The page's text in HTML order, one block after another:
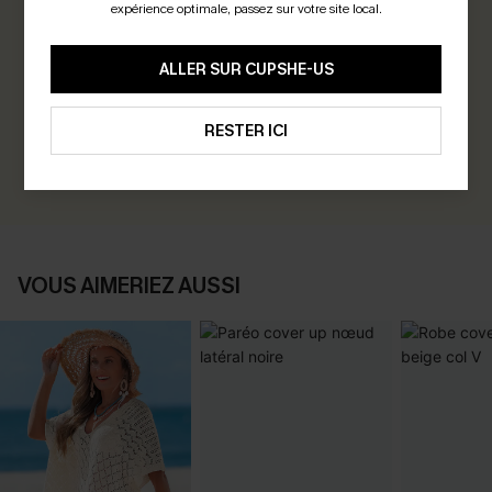
Soyez le Premier à Donner Votre Avis
Gagnez 30+ points pour chaque avis que vous laissez !
VOUS AIMERIEZ AUSSI
expérience optimale, passez sur votre site local.
ALLER SUR CUPSHE-US
RESTER ICI